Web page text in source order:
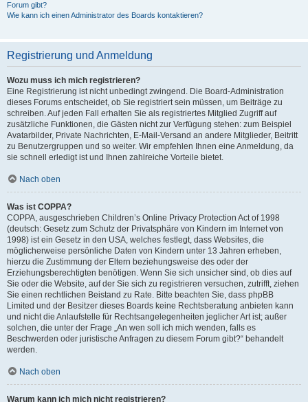
Forum gibt?
Wie kann ich einen Administrator des Boards kontaktieren?
Registrierung und Anmeldung
Wozu muss ich mich registrieren?
Eine Registrierung ist nicht unbedingt zwingend. Die Board-Administration
dieses Forums entscheidet, ob Sie registriert sein müssen, um Beiträge zu
schreiben. Auf jeden Fall erhalten Sie als registriertes Mitglied Zugriff auf
zusätzliche Funktionen, die Gästen nicht zur Verfügung stehen: zum Beispiel
Avatarbilder, Private Nachrichten, E-Mail-Versand an andere Mitglieder, Beitritt
zu Benutzergruppen und so weiter. Wir empfehlen Ihnen eine Anmeldung, da
sie schnell erledigt ist und Ihnen zahlreiche Vorteile bietet.
Nach oben
Was ist COPPA?
COPPA, ausgeschrieben Children’s Online Privacy Protection Act of 1998
(deutsch: Gesetz zum Schutz der Privatsphäre von Kindern im Internet von
1998) ist ein Gesetz in den USA, welches festlegt, dass Websites, die
möglicherweise persönliche Daten von Kindern unter 13 Jahren erheben,
hierzu die Zustimmung der Eltern beziehungsweise des oder der
Erziehungsberechtigten benötigen. Wenn Sie sich unsicher sind, ob dies auf
Sie oder die Website, auf der Sie sich zu registrieren versuchen, zutrifft, ziehen
Sie einen rechtlichen Beistand zu Rate. Bitte beachten Sie, dass phpBB
Limited und der Besitzer dieses Boards keine Rechtsberatung anbieten kann
und nicht die Anlaufstelle für Rechtsangelegenheiten jeglicher Art ist; außer
solchen, die unter der Frage „An wen soll ich mich wenden, falls es
Beschwerden oder juristische Anfragen zu diesem Forum gibt?“ behandelt
werden.
Nach oben
Warum kann ich mich nicht registrieren?